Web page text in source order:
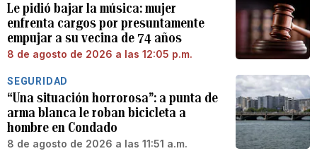
Le pidió bajar la música: mujer
enfrenta cargos por presuntamente
empujar a su vecina de 74 años
8 de agosto de 2026 a las 12:05 p.m.
SEGURIDAD
“Una situación horrorosa”: a punta de
arma blanca le roban bicicleta a
hombre en Condado
8 de agosto de 2026 a las 11:51 a.m.